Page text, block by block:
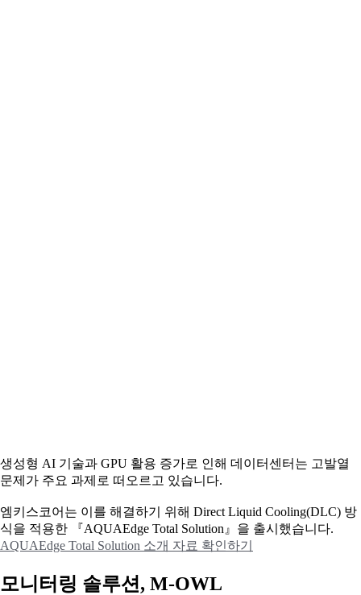
생성형 AI 기술과 GPU 활용 증가로 인해 데이터센터는 고발열
문제가 주요 과제로 떠오르고 있습니다.
엠키스코어는 이를 해결하기 위해 Direct Liquid Cooling(DLC) 방
식을 적용한 『AQUAEdge Total Solution』을 출시했습니다.
AQUAEdge Total Solution 소개 자료 확인하기
모니터링 솔루션, M-OWL